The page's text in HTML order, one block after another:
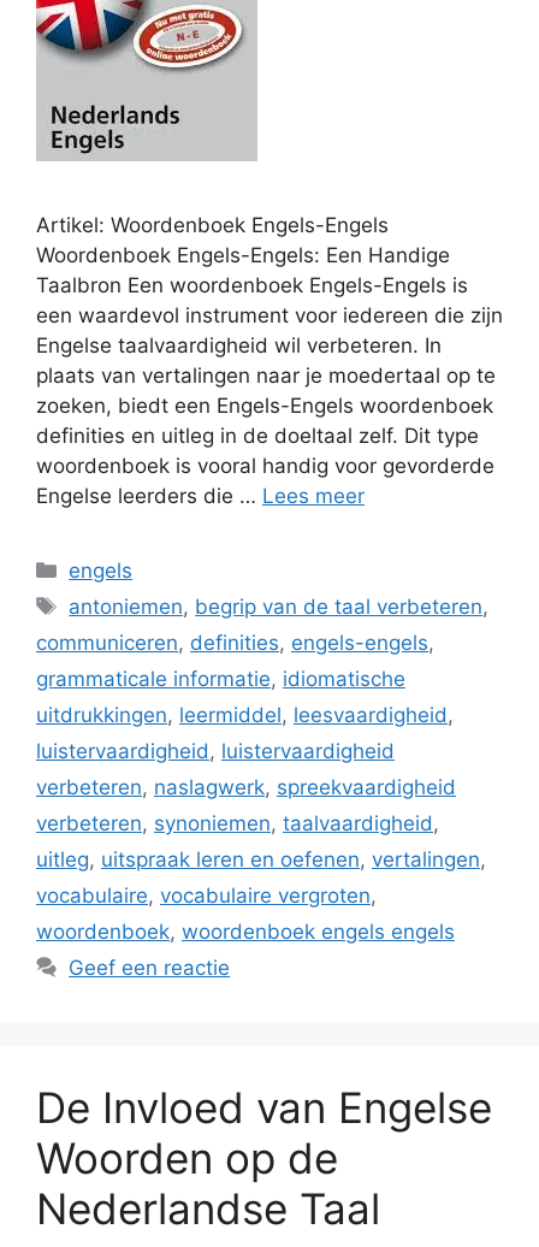
Artikel: Woordenboek Engels-Engels
Woordenboek Engels-Engels: Een Handige
Taalbron Een woordenboek Engels-Engels is
een waardevol instrument voor iedereen die zijn
Engelse taalvaardigheid wil verbeteren. In
plaats van vertalingen naar je moedertaal op te
zoeken, biedt een Engels-Engels woordenboek
definities en uitleg in de doeltaal zelf. Dit type
woordenboek is vooral handig voor gevorderde
Engelse leerders die … Lees meer
Categorieën
engels
Tags
antoniemen, begrip van de taal verbeteren,
communiceren, definities, engels-engels,
grammaticale informatie, idiomatische
uitdrukkingen, leermiddel, leesvaardigheid ,
luistervaardigheid , luistervaardigheid
verbeteren, naslagwerk, spreekvaardigheid
verbeteren, synoniemen, taalvaardigheid ,
uitleg, uitspraak leren en oefenen, vertalingen,
vocabulaire, vocabulaire vergroten,
woordenboek, woordenboek engels engels
Geef een reactie
De Invloed van Engelse
Woorden op de
Nederlandse Taal